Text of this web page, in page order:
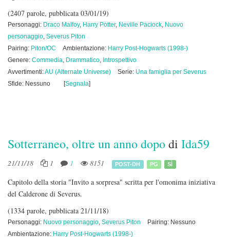
(2407 parole, pubblicata 03/01/19)
Personaggi: Draco Malfoy, Harry Potter, Neville Paciock, Nuovo
personaggio, Severus Piton
Pairing: Piton/OC Ambientazione: Harry Post-Hogwarts (1998-)
Genere: Commedia, Drammatico, Introspettivo
Avvertimenti:AU (Alternate Universe) Serie: Una famiglia per Severus
Sfide: Nessuno
[Segnala]
Sotterraneo, oltre un anno dopodi Ida59
21/11/18 1 1 8151 POST-DH PG SÌ
Capitolo della storia "Invito a sorpresa" scritta per l'omonima iniziativa
del Calderone di Severus.
(1334 parole, pubblicata 21/11/18)
Personaggi: Nuovo personaggio, Severus Piton
Pairing: Nessuno
Ambientazione: Harry Post-Hogwarts (1998-)